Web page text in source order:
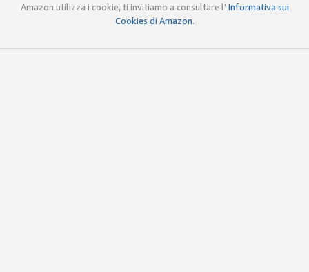
Amazon utilizza i cookie, ti invitiamo a consultare l’Informativa sui
Cookies di Amazon.